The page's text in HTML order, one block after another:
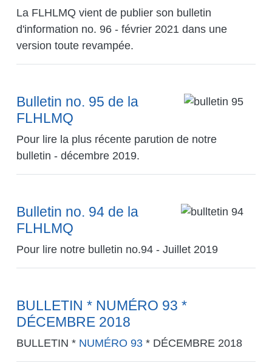
La FLHLMQ vient de publier son bulletin
d'information no. 96 - février 2021 dans une
version toute revampée.
Image
Bulletin no. 95 de la
FLHLMQ
Pour lire la plus récente parution de notre
bulletin - décembre 2019.
Image
Bulletin no. 94 de la
FLHLMQ
Pour lire notre bulletin no.94 - Juillet 2019
BULLETIN * NUMÉRO 93 *
DÉCEMBRE 2018
BULLETIN * NUMÉRO 93 * DÉCEMBRE 2018